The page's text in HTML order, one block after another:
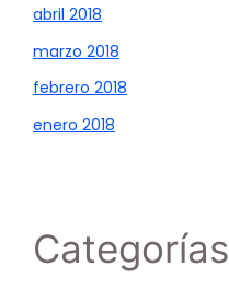
abril 2018
marzo 2018
febrero 2018
enero 2018
Categorías